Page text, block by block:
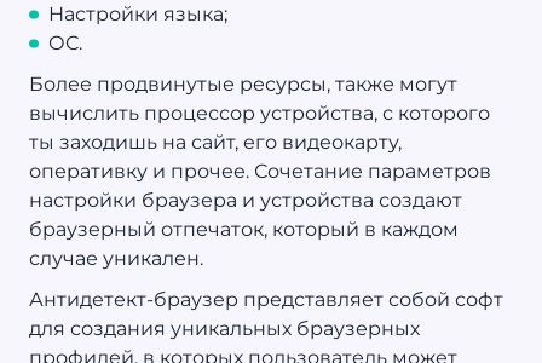
Настройки языка;
ОС.
Более продвинутые ресурсы, также могут
вычислить процессор устройства, с которого
ты заходишь на сайт, его видеокарту,
оперативку и прочее. Сочетание параметров
настройки браузера и устройства создают
браузерный отпечаток, который в каждом
случае уникален.
Антидетект-браузер представляет собой софт
для создания уникальных браузерных
профилей, в которых пользователь может